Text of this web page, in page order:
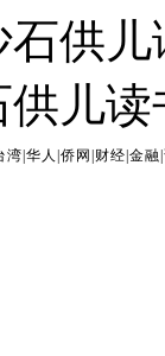
石供
供儿
湾 |华人 |侨网 财经 |金融 |